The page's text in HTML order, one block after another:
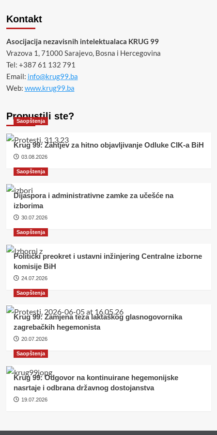
Kontakt
Asocijacija nezavisnih intelektualaca KRUG 99
Vrazova 1, 71000 Sarajevo, Bosna i Hercegovina
Tel: +387 61 132 791
Email: info@krug99.ba
Web: www.krug99.ba
Propustili ste?
Saopštenja
Krug 99: Zahtjev za hitno objavljivanje Odluke CIK-a BiH
03.08.2026
Saopštenja
Dijaspora i administrativne zamke za učešće na
izborima
30.07.2026
Saopštenja
Politički preokret i ustavni inžinjering Centralne izborne
komisije BiH
24.07.2026
Saopštenja
Krug 99: Zamjena teza laktaškog glasnogovornika
zagrebačkih hegemonista
20.07.2026
Saopštenja
Krug 99: Odgovor na kontinuirane hegemonijske
nasrtaje i odbrana državnog dostojanstva
19.07.2026